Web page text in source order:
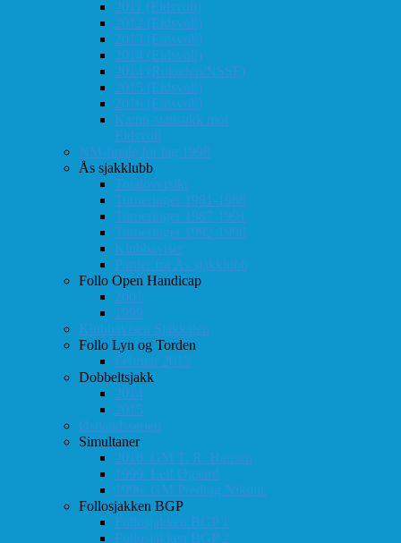
2011 (Eidsvoll)
2012 (Eidsvoll)
2013 (Eidsvoll)
2014 (Eidsvoll)
2014 (Rokaden/NSSF)
2015 (Eidsvoll)
2016 (Eidsvoll)
Kamp-statistikk mot
Eidsvoll
NM-finale for lag 1998
Ås sjakklubb
Totaloversikt
Turneringer 1981-1986
Turneringer 1987-1991
Turneringer 1992-1996
Klubbaviser
Partier fra Ås sjakklubb
Follo Open Handicap
2001
1999
Klubbavisen Sjakkalen
Follo Lyn og Torden
Februar 2013
Dobbeltsjakk
2014
2015
Østlandsserien
Simultaner
2016: GM T. R. Hansen
1999: Leif Øgaard
1996: GM Predrag Nikolic
Follosjakken BGP
Follosjakken BGP 1
Follosjakken BGP 2